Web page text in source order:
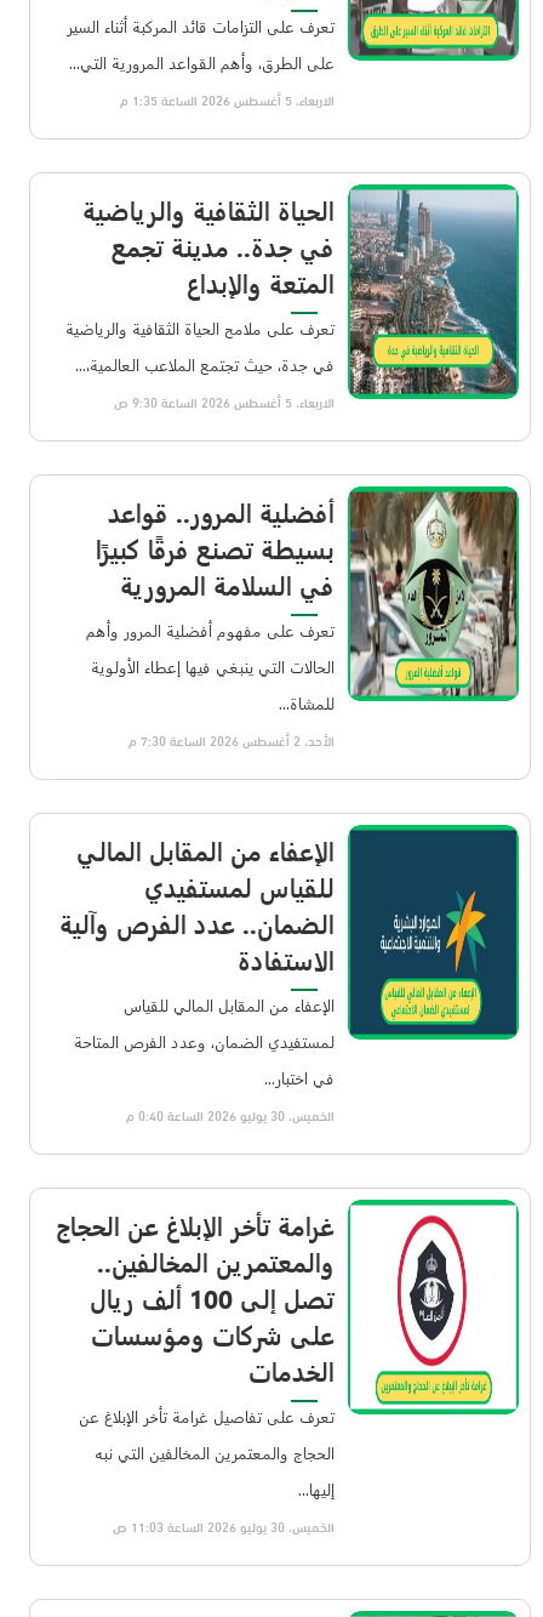
تعرف على التزامات قائد المركبة أثناء السير
على الطرق، وأهم القواعد المرورية التي...
الاربعاء، 5 أغسطس 2026 الساعة 1:35 م
الحياة الثقافية والرياضية
في جدة.. مدينة تجمع
المتعة والإبداع
تعرف على ملامح الحياة الثقافية والرياضية
في جدة، حيث تجتمع الملاعب العالمية،...
الاربعاء، 5 أغسطس 2026 الساعة 9:30 ص
أفضلية المرور.. قواعد
بسيطة تصنع فرقًا كبيرًا
في السلامة المرورية
تعرف على مفهوم أفضلية المرور وأهم
الحالات التي ينبغي فيها إعطاء الأولوية
للمشاة...
الأحد، 2 أغسطس 2026 الساعة 7:30 م
الإعفاء من المقابل المالي
للقياس لمستفيدي
الضمان.. عدد الفرص وآلية
الاستفادة
الإعفاء من المقابل المالي للقياس
لمستفيدي الضمان، وعدد الفرص المتاحة
في اختبار...
الخميس، 30 يوليو 2026 الساعة 0:40 م
غرامة تأخر الإبلاغ عن الحجاج
والمعتمرين المخالفين..
تصل إلى 100 ألف ريال
على شركات ومؤسسات
الخدمات
تعرف على تفاصيل غرامة تأخر الإبلاغ عن
الحجاج والمعتمرين المخالفين التي نبه
إليها...
الخميس، 30 يوليو 2026 الساعة 11:03 ص